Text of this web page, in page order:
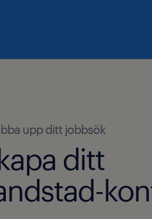
upp ditt jobbsök
ditt